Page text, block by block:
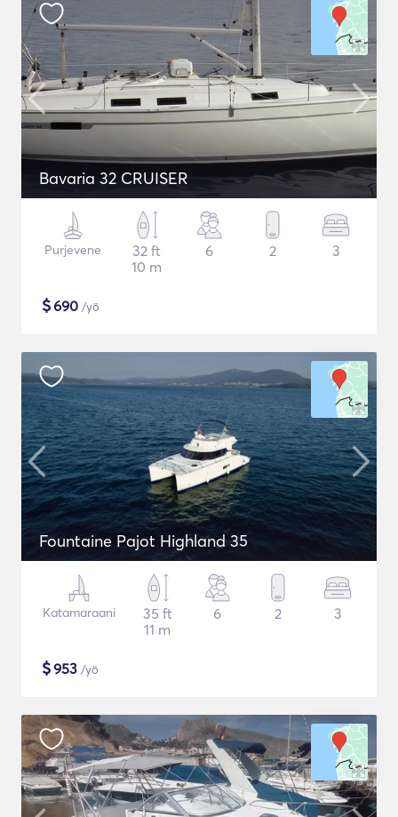
Bavaria 32 CRUISER
Purjevene
32 ft
10 m
6 2 3
$690 /yö
Fountaine Pajot Highland 35
Katamaraani
35 ft
11 m
6 2 3
$953 /yö